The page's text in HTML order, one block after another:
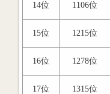
14位 1106位
15位 1215位
16位 1278位
17位 1315位